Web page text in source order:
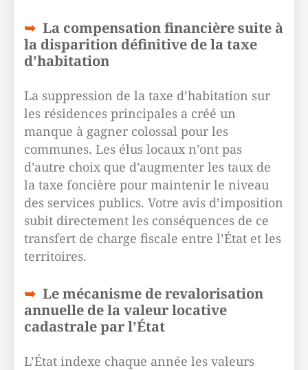
La compensation financière suite à
la disparition définitive de la taxe
d’habitation
La suppression de la taxe d’habitation sur
les résidences principales a créé un
manque à gagner colossal pour les
communes. Les élus locaux n’ont pas
d’autre choix que d’augmenter les taux de
la taxe foncière pour maintenir le niveau
des services publics. Votre avis d’imposition
subit directement les conséquences de ce
transfert de charge fiscale entre l’État et les
territoires.
Le mécanisme de revalorisation
annuelle de la valeur locative
cadastrale par l’État
L’État indexe chaque année les valeurs